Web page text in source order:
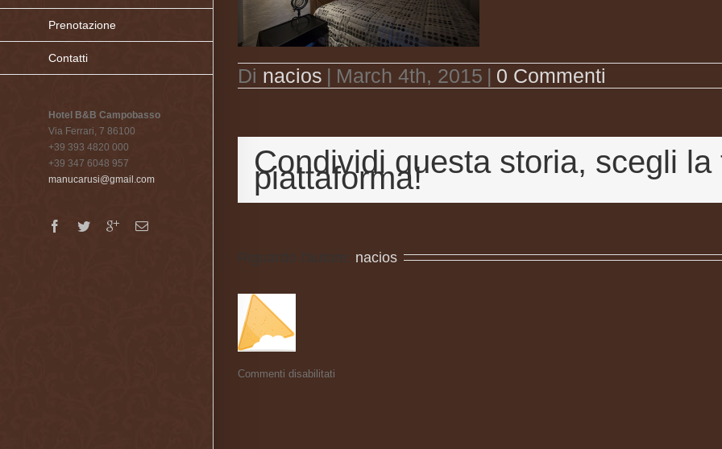
Prenotazione
Contatti
Hotel B&B Campobasso
Via Ferrari, 7 86100
+39 393 4820 000
+39 347 6048 957
manucarusi@gmail.com
Di nacios | March 4th, 2015 | 0 Commenti
Condividi questa storia, scegli la
piattaforma!
nacios
Commenti disabilitati